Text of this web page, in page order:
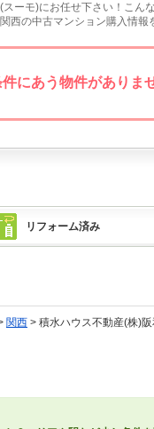
ーモ)にお任せ下さい！こ
西の中古マンション購入情報
件にあう物件がありま
リフォーム済み
関西 > 積水ハウス不動産(株)